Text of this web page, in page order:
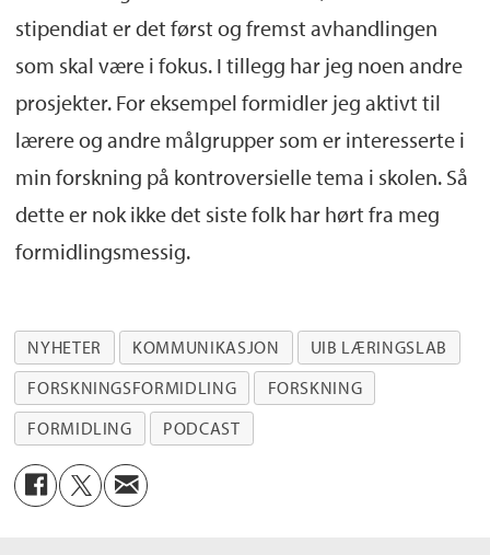
stipendiat er det først og fremst avhandlingen
som skal være i fokus. I tillegg har jeg noen andre
prosjekter. For eksempel formidler jeg aktivt til
lærere og andre målgrupper som er interesserte i
min forskning på kontroversielle tema i skolen. Så
dette er nok ikke det siste folk har hørt fra meg
formidlingsmessig.
NYHETER KOMMUNIKASJON
UIB LÆRINGSLAB
FORSKNINGSFORMIDLING
FORSKNING
FORMIDLING
PODCAST